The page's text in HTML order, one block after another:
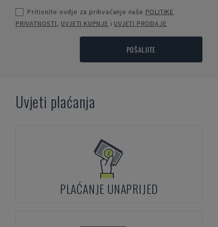
Pritisnite ovdje za prihvaćanje naše POLITIKE
PRIVATNOSTI, UVJETI KUPNJE i UVJETI PRODAJE
POŠALJITE
Uvjeti plaćanja
PLAĆANJE UNAPRIJED